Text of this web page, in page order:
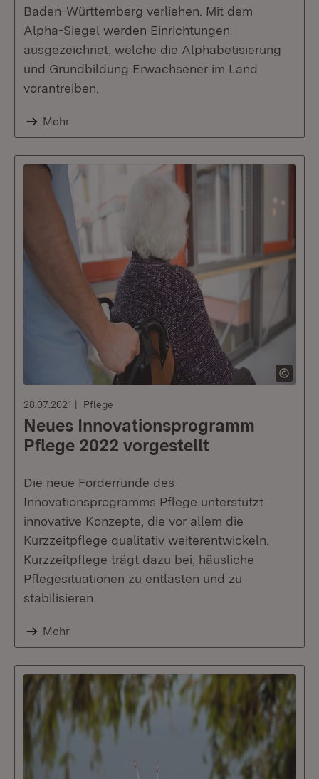
Baden-Württemberg verliehen. Mit dem
Alpha-Siegel werden Einrichtungen
ausgezeichnet, welche die Alphabetisierung
und Grundbildung Erwachsener im Land
vorantreiben.
Mehr
28.07.2021 Pflege
Neues Innovationsprogramm
Pflege 2022 vorgestellt
Die neue Förderrunde des
Innovationsprogramms Pflege unterstützt
innovative Konzepte, die vor allem die
Kurzzeitpflege qualitativ weiterentwickeln.
Kurzzeitpflege trägt dazu bei, häusliche
Pflegesituationen zu entlasten und zu
stabilisieren.
Mehr